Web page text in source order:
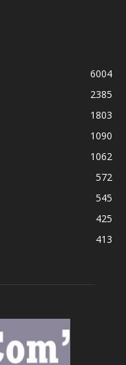
6004
2385
1803
1090
1062
572
545
425
413